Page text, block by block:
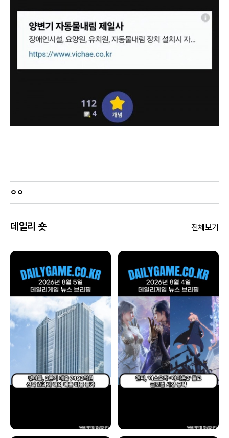
ㅇㅇ
데일리 숏 전체보기